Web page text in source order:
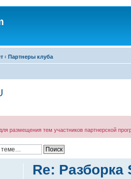
‹ Партнеры клуба
размещения тем участников партнерской
Re: Разборка